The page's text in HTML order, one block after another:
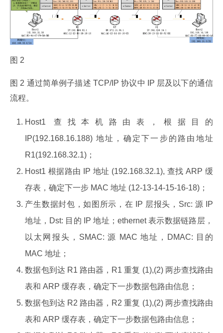
图 2
图 2 通过简单例子描述 TCP/IP 协议中 IP 层及以下的通信
流程。
Host1 查找本机路由表，根据目的
IP(192.168.16.188) 地址，确定下一步的路由地址
R1(192.168.32.1)；
Host1 根据路由 IP 地址 (192.168.32.1), 查找 ARP 缓
存表，确定下一步 MAC 地址 (12-13-14-15-16-18)；
产生数据封包，如图所示，在 IP 层报头，Src: 源 IP
地址，Dst: 目的 IP 地址；ethernet 表示数据链路层，
以太网报头，SMAC: 源 MAC 地址，DMAC: 目的
MAC 地址；
数据包到达 R1 路由器，R1 重复 (1),(2) 两步查找路由
表和 ARP 缓存表，确定下一步数据包路由信息；
数据包到达 R2 路由器，R2 重复 (1),(2) 两步查找路由
表和 ARP 缓存表，确定下一步数据包路由信息；